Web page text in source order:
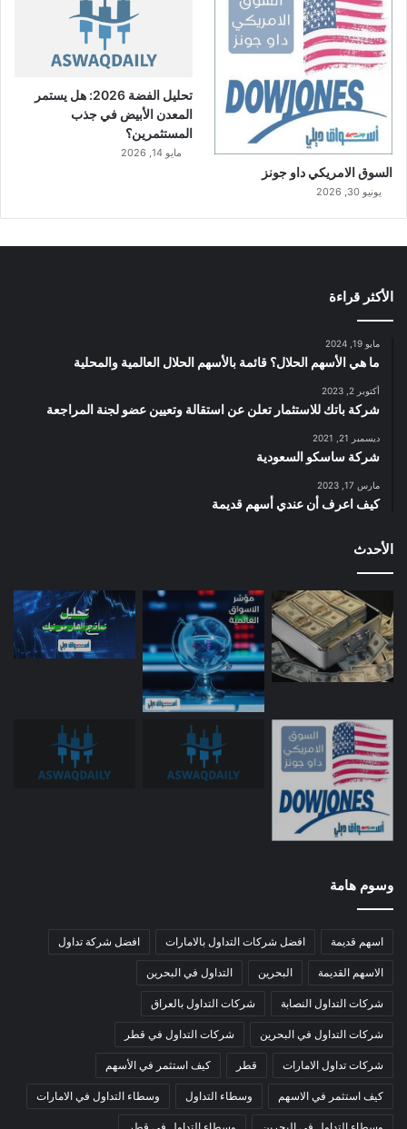
السوق الامريكي داو جونز
يونيو 30, 2026
تحليل الفضة 2026: هل يستمر
المعدن الأبيض في جذب
المستثمرين؟
مايو 14, 2026
الأكثر قراءة
مايو 19, 2024
ما هي الأسهم الحلال؟ قائمة بالأسهم الحلال العالمية والمحلية
أكتوبر 2, 2023
شركة باتك للاستثمار تعلن عن استقالة وتعيين عضو لجنة المراجعة
ديسمبر 21, 2021
شركة ساسكو السعودية
مارس 17, 2023
كيف اعرف أن عندي أسهم قديمة
الأحدث
وسوم هامة
اسهم قديمة افضل شركات التداول بالامارات افضل شركة تداول
الاسهم القديمة البحرين التداول في البحرين
شركات التداول النصابة شركات التداول بالعراق
شركات التداول في البحرين شركات التداول في قطر
شركات تداول الامارات قطر كيف استثمر في الأسهم
كيف استثمر في الاسهم وسطاء التداول وسطاء التداول في الامارات